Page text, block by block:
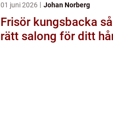
01 juni 2026 Johan Norberg
Frisör kungsbacka så hittar du
rätt salong för ditt